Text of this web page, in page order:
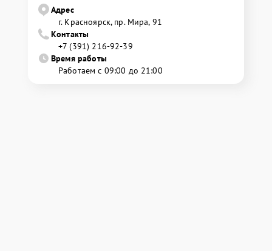
Адрес
г. Красноярск, ​пр. Мира, 91
Контакты
+7 (391) 216-92-39
Время работы
Работаем с 09:00 до 21:00